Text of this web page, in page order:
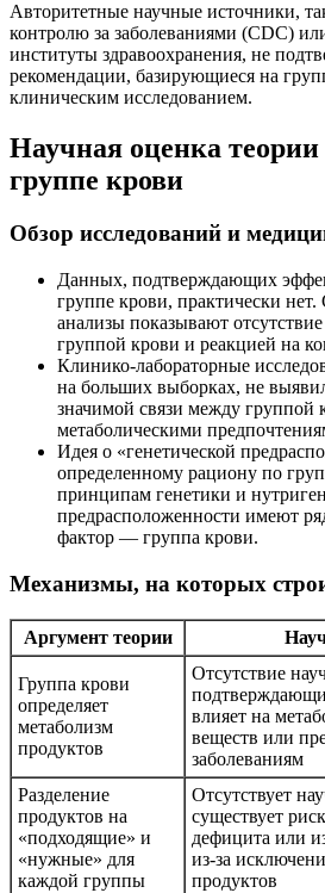
Авторитетные научные источники,
контролю за заболеваниями (CDC)
институты здравоохранения, не
рекомендации, базирующиеся на
клиническим исследованием.
Научная оценка
группе крови
Обзор исследований и
Данных, подтверждающих
группе крови, практически
анализы показывают
группой крови и реакцией на
Клинико-лабораторные
на больших выборках, не
значимой связи между группой
метаболическими
Идея о «генетической
определенному рациону по
принципам генетики и
предрасположенности имеют
фактор — группа крови.
Механизмы, на которых
Аргумент теории
Группа крови
определяет
метаболизм
продуктов
Отсутствие
влияет на
веществ или
заболеваниям
Разделение
продуктов на
«подходящие» и
«нужные» для
каждой группы
Отсутствует
существует
дефицита или
из-за
продуктов